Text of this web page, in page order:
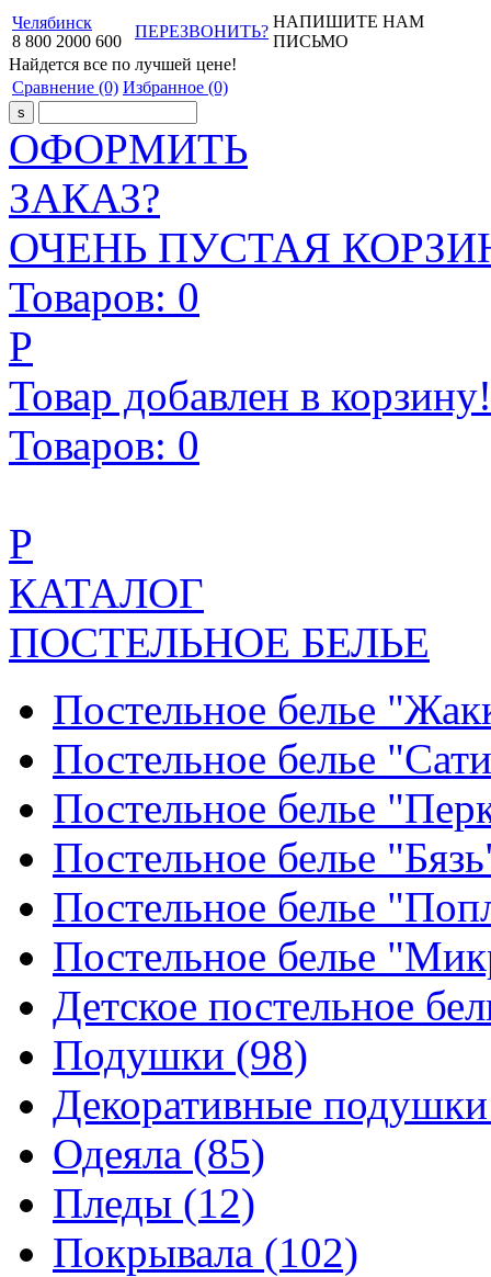
Челябинск
8 800 2000 600
ПЕРЕЗВОНИТЬ?
НАПИШИТЕ НАМ
ПИСЬМО
Найдется все по лучшей цене!
Сравнение (0) Избранное (0)
ОФОРМИТЬ
ЗАКАЗ?
ОЧЕНЬ ПУСТАЯ
Товаров: 0
Р
Товар добавлен в корзину!
Товаров: 0
Р
КАТАЛОГ
ПОСТЕЛЬНОЕ БЕЛЬЕ
Постельное белье
Постельное белье
Постельное белье
Постельное белье
Постельное белье
Постельное белье
Детское постельное
Подушки (98)
Декоративные
Одеяла (85)
Пледы (12)
Покрывала (102)